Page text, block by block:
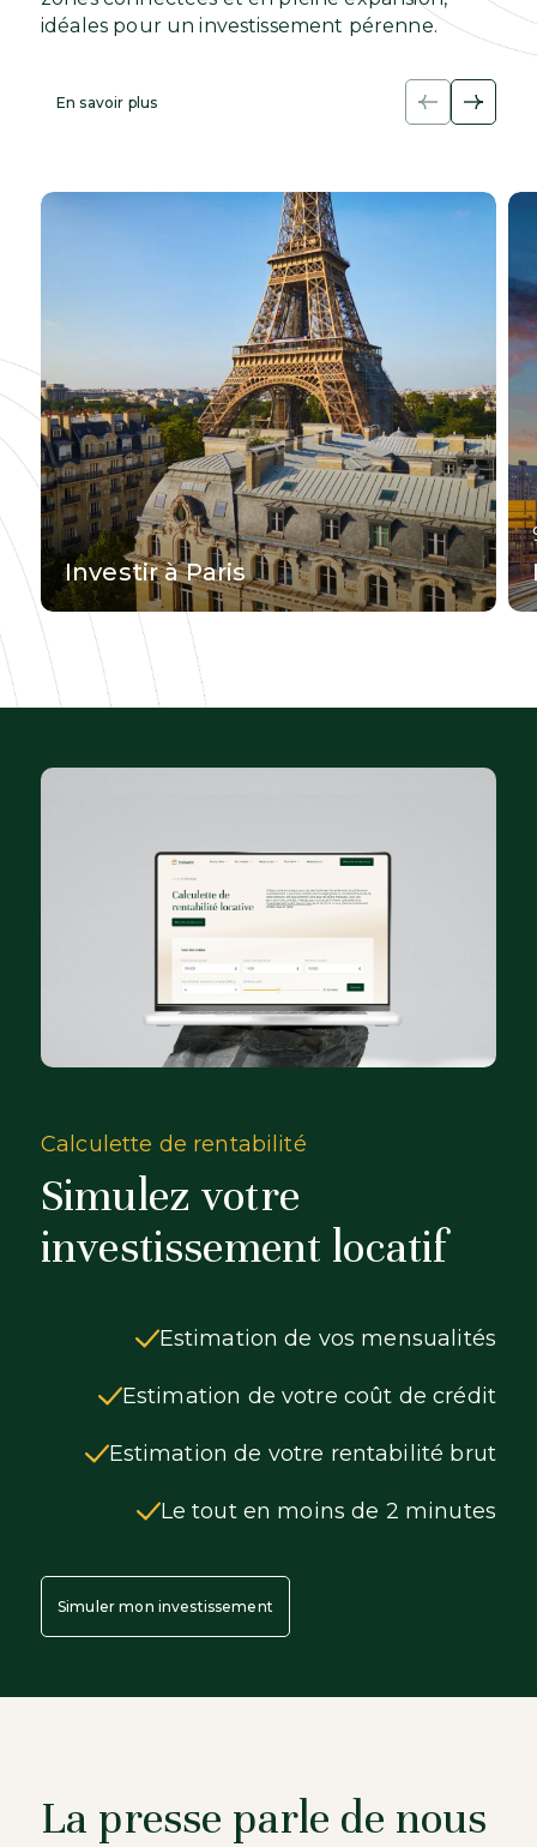
idéales pour un investissement pérenne.
En savoir plus
Investir à Paris
Calculette de rentabilité
Simulez votre
investissement locatif
Estimation de vos mensualités
Estimation de votre coût de crédit
Estimation de votre rentabilité brut
Le tout en moins de 2 minutes
Simuler mon investissement
La presse parle de nous